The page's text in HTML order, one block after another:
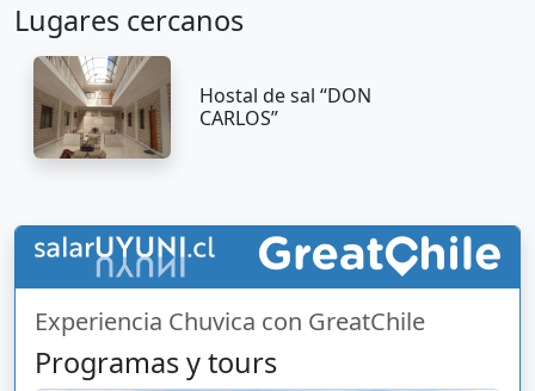
Lugares cercanos
Hostal de sal “DON
CARLOS”
Experiencia Chuvica con GreatChile
Programas y tours